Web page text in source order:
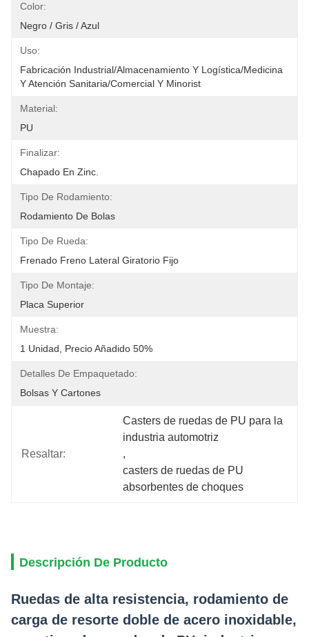
Color:
Negro / Gris / Azul
Uso:
Fabricación Industrial/Almacenamiento Y Logística/Medicina
Y Atención Sanitaria/Comercial Y Minorist
Material:
PU
Finalizar:
Chapado En Zinc.
Tipo De Rodamiento:
Rodamiento De Bolas
Tipo De Rueda:
Frenado Freno Lateral Giratorio Fijo
Tipo De Montaje:
Placa Superior
Muestra:
1 Unidad, Precio Añadido 50%
Detalles De Empaquetado:
Bolsas Y Cartones
Resaltar:
Casters de ruedas de PU para la
industria automotriz
,
casters de ruedas de PU
absorbentes de choques
Descripción De Producto
Ruedas de alta resistencia, rodamiento de
carga de resorte doble de acero inoxidable,